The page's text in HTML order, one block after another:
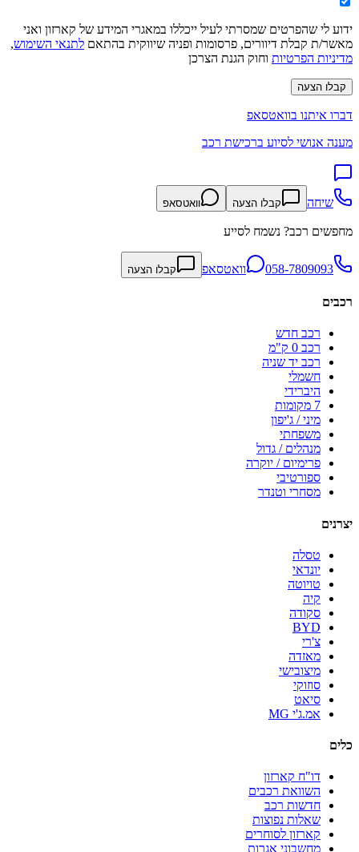
ידוע לי שהפרטים שמסרתי לעיל ייכללו במאגרי המידע של קארזון ואני
מאשר/ת קבלת דיוורים, פרסומות ופניה שיווקית בהתאם לתנאי השימוש,
מדיניות הפרטיות וחוק הגנת הצרכן
קבלו הצעה
דברו איתנו בוואטסאפ
מענה אנושי לסיוע ברכישת רכב
שיחה קבלו הצעה וואטסאפ
מחפשים רכב? נשמח לסייע
058-7809093 וואטסאפ קבלו הצעה
רכבים
רכב חדש
רכב 0 ק"מ
רכב יד שניה
חשמלי
היברידי
7 מקומות
מיני / ג'יפון
משפחתי
מנהלים / גדול
פרימיום / יוקרה
ספורטיבי
מסחרי וטנדר
יצרנים
טסלה
יונדאי
טויוטה
קיה
סקודה
BYD
צ'רי
מאזדה
מיצובישי
סוזוקי
סיאט
אמ.ג'י MG
כלים
דו"ח קארזון
השוואת רכבים
חדשות רכב
שאלות נפוצות
קארזון לסוחרים
מחשבוני אגרות